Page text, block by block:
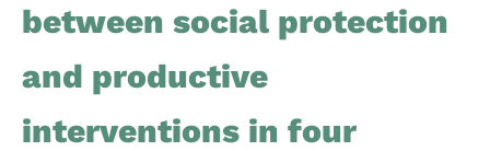
between social protection
and productive
interventions in four